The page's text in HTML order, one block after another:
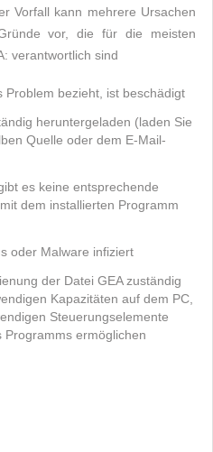
Vorfall kann mehrere Ursachen
vor, die für die meisten
verantwortlich sind
Problem bezieht, ist beschädigt
heruntergeladen (laden Sie
Quelle oder dem E-Mail-
es keine entsprechende
dem installierten Programm
oder Malware infiziert
der Datei GEA zuständig
Kapazitäten auf dem PC,
Steuerungselemente
Programms ermöglichen